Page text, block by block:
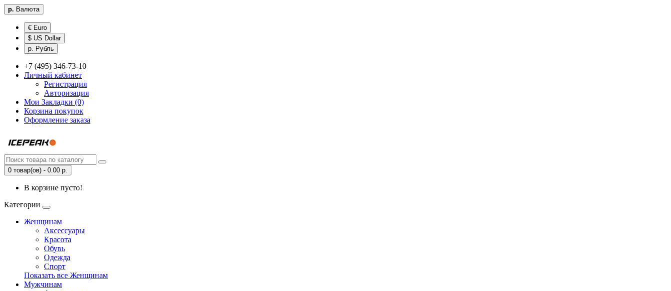
р. Валюта
€ Euro
$ US Dollar
р. Рубль
+7 (495) 346-73-10
Личный кабинет
Регистрация
Авторизация
Мои Закладки (0)
Корзина покупок
Оформление заказа
0 товар(ов) - 0.00 р.
В корзине пусто!
Категории
Женщинам
Аксессуары
Красота
Обувь
Одежда
Спорт
Показать все Женщинам
Мужчинам